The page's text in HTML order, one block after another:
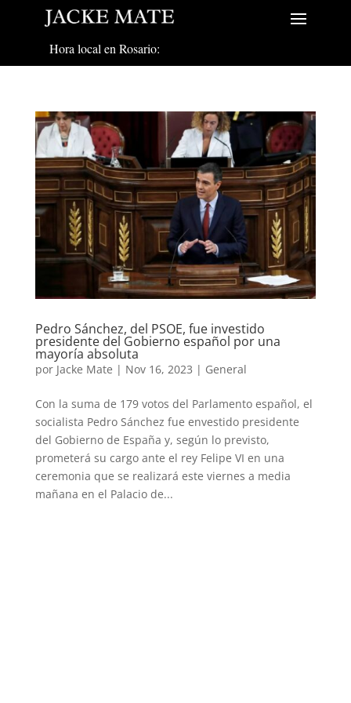
Hora local en Rosario:
Pedro Sánchez, del PSOE, fue investido
presidente del Gobierno español por una
mayoría absoluta
por Jacke Mate | Nov 16, 2023 | General
Con la suma de 179 votos del Parlamento español, el
socialista Pedro Sánchez fue envestido presidente
del Gobierno de España y, según lo previsto,
prometerá su cargo ante el rey Felipe VI en una
ceremonia que se realizará este viernes a media
mañana en el Palacio de...